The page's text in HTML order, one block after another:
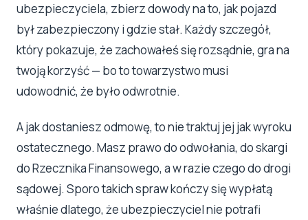
ubezpieczyciela, zbierz dowody na to, jak pojazd
był zabezpieczony i gdzie stał. Każdy szczegół,
który pokazuje, że zachowałeś się rozsądnie, gra na
twoją korzyść — bo to towarzystwo musi
udowodnić, że było odwrotnie.
A jak dostaniesz odmowę, to nie traktuj jej jak wyroku
ostatecznego. Masz prawo do odwołania, do skargi
do Rzecznika Finansowego, a w razie czego do drogi
sądowej. Sporo takich spraw kończy się wypłatą
właśnie dlatego, że ubezpieczyciel nie potrafi